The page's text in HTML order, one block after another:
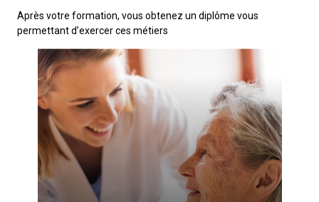
Après votre formation, vous obtenez un diplôme vous
permettant d’exercer ces métiers